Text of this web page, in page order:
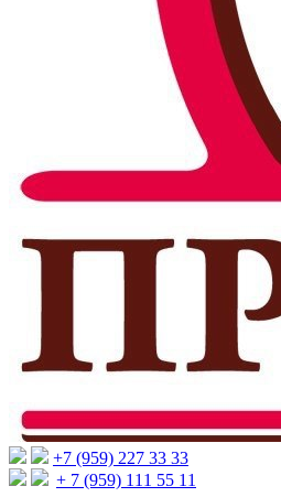
+7 (959) 227 33 33
+ 7 (959) 111 55 11